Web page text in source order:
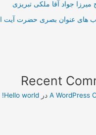
میرزا جواد آقا ملکی تبریزی
های عنوان بصری حضرت آیت
Recent
A WordPress درHello world!